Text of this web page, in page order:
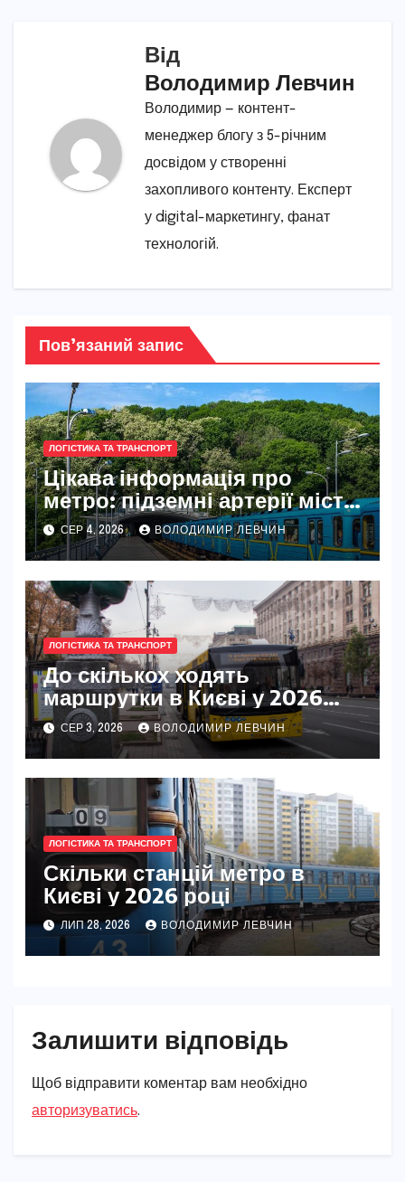
Від
Володимир Левчин
Володимир — контент-
менеджер блогу з 5-річним
досвідом у створенні
захопливого контенту. Експерт
у digital-маркетингу, фанат
технологій.
Пов’язаний запис
ЛОГІСТИКА ТА ТРАНСПОРТ
Цікава інформація про
метро: підземні артерії міст
світу
СЕР 4, 2026 ВОЛОДИМИР ЛЕВЧИН
ЛОГІСТИКА ТА ТРАНСПОРТ
До скількох ходять
маршрутки в Києві у 2026
році
СЕР 3, 2026 ВОЛОДИМИР ЛЕВЧИН
ЛОГІСТИКА ТА ТРАНСПОРТ
Скільки станцій метро в
Києві у 2026 році
ЛИП 28, 2026 ВОЛОДИМИР ЛЕВЧИН
Залишити відповідь
Щоб відправити коментар вам необхідно
авторизуватись.